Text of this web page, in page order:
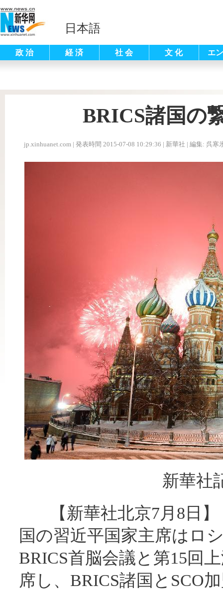
日本語
政 治 経 済 社 会 文 化 エ
BRICS諸国の
jp.xinhuanet.com | 発表時間 2015-07-08 10:29:36 | 新華社 | 編集: 呉寒
新華
【新華社北京7月8日
国の習近平国家主席はロ
BRICS首脳会議と第15回
席し、BRICS諸国とSCO